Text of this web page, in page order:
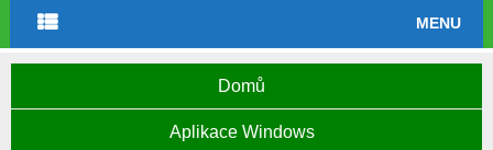
MENU
Domů
Aplikace Windows